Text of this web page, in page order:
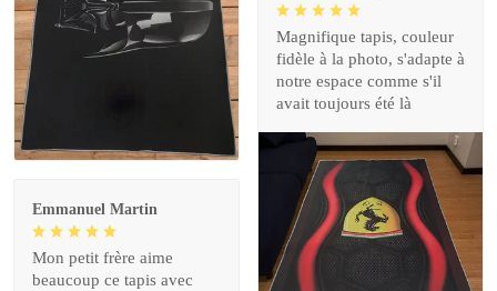
Magnifique tapis, couleur
fidèle à la photo, s'adapte à
notre espace comme s'il
avait toujours été là
Emmanuel Martin
Mon petit frère aime
beaucoup ce tapis avec